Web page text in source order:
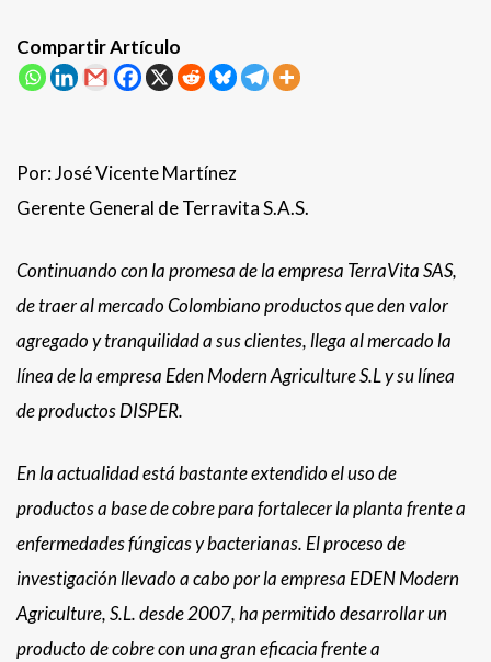
Compartir Artículo
Por: José Vicente Martínez
Gerente General de Terravita S.A.S.
Continuando con la promesa de la empresa TerraVita SAS,
de traer al mercado Colombiano productos que den valor
agregado y tranquilidad a sus clientes, llega al mercado la
línea de la empresa Eden Modern Agriculture S.L y su línea
de productos DISPER.
En la actualidad está bastante extendido el uso de
productos a base de cobre para fortalecer la planta frente a
enfermedades fúngicas y bacterianas. El proceso de
investigación llevado a cabo por la empresa EDEN Modern
Agriculture, S.L. desde 2007, ha permitido desarrollar un
producto de cobre con una gran eficacia frente a